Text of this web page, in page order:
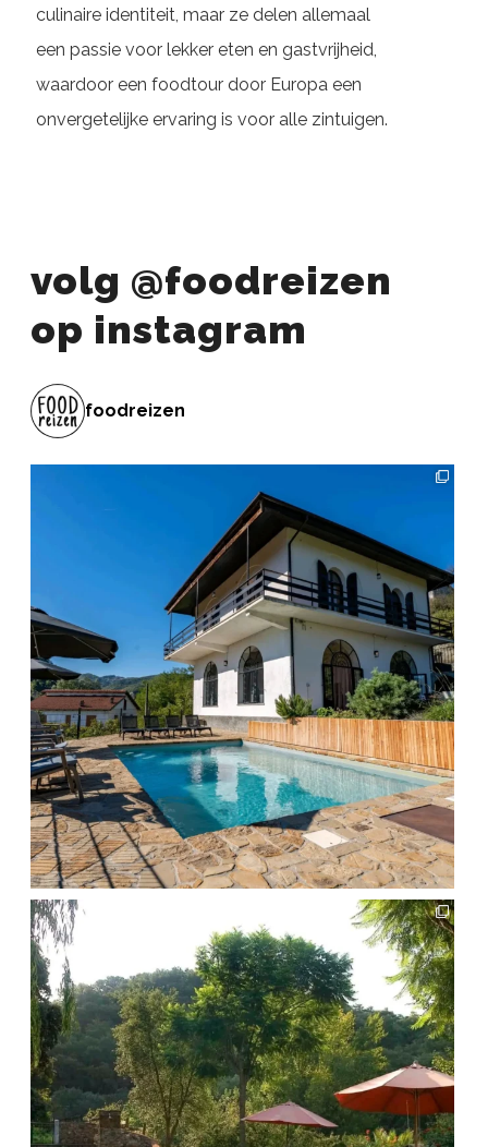
culinaire identiteit, maar ze delen allemaal
een passie voor lekker eten en gastvrijheid,
waardoor een foodtour door Europa een
onvergetelijke ervaring is voor alle zintuigen.
volg @foodreizen
op instagram
foodreizen